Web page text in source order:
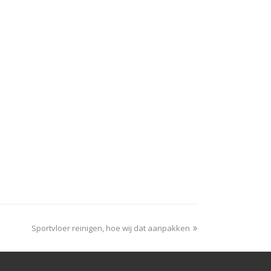
Sportvloer reinigen, hoe wij dat aanpakken